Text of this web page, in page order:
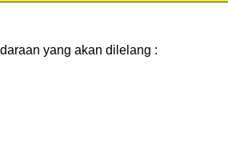
yang akan dilelang :